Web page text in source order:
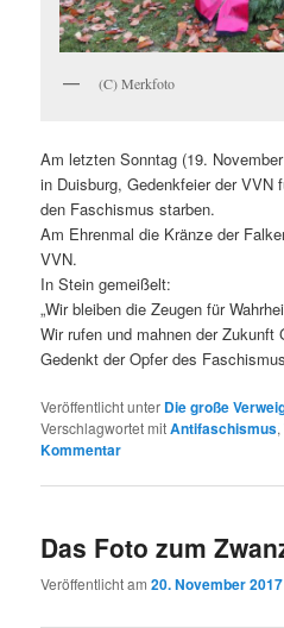
(C) Merkfoto
Am letzten Sonntag (19.
in Duisburg, Gedenkfeier der VVN
den Faschismus starben.
Am Ehrenmal die Kränze der
VVN.
In Stein gemeißelt:
„Wir bleiben die Zeugen für
Wir rufen und mahnen der Zukunft
Gedenkt der Opfer des
Veröffentlicht unter Die große
Verschlagwortet mitAntifaschismus,
Kommentar
Das Foto zum
Veröffentlicht am20. November 2017